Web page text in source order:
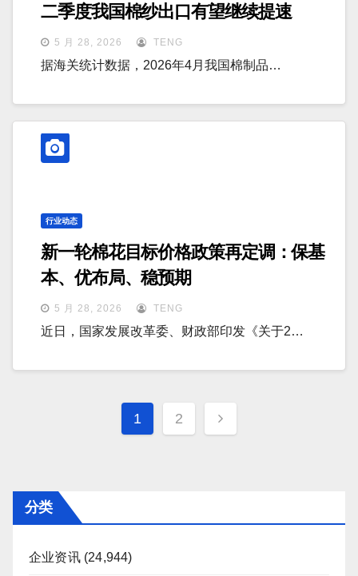
二季度我国棉纱出口有望继续提速
5 月 28, 2026 TENG
据海关统计数据，2026年4月我国棉制品…
行业动态
新一轮棉花目标价格政策再定调：保基
本、优布局、稳预期
5 月 28, 2026 TENG
近日，国家发展改革委、财政部印发《关于2…
文
章
1 2
分类
企业资讯(24,944)